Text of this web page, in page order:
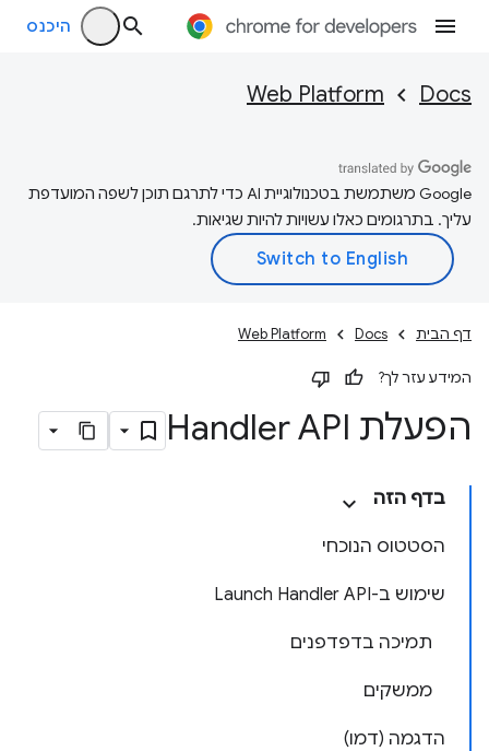
היכנס
Docs
Web Platform
‫Google משתמשת בטכנולוגיית AI כדי לתרגם תוכן לשפה המועדפת
עליך. בתרגומים כאלו עשויות להיות שגיאות.
דף הבית Docs
Web Platform
המידע עזר לך?
הפעלת Handler API
בדף הזה
הסטטוס הנוכחי
שימוש ב-Launch Handler API
תמיכה בדפדפנים
ממשקים
הדגמה (דמו)